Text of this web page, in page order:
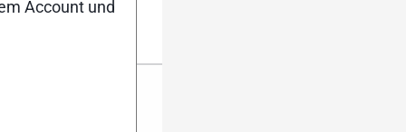
Account und